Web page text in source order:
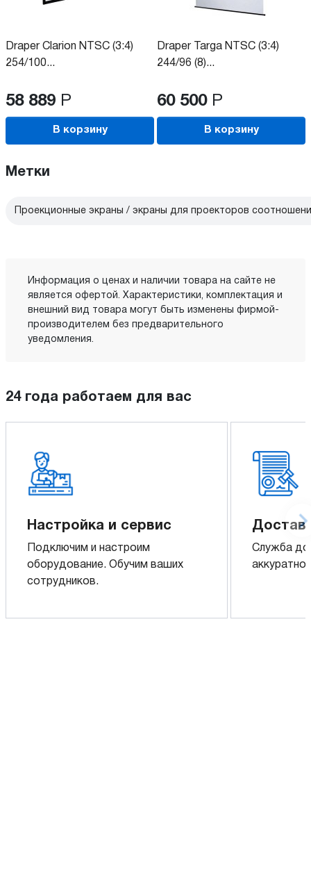
Draper Clarion NTSC (3:4)
254/100...
58 889 Р
В корзину
Draper Targa NTSC (3:4)
244/96 (8)...
60 500 Р
В корзину
Метки
Проекционные экраны / экраны для проекторов
Информация о ценах и наличии товара на сайте не
является офертой. Характеристики, комплектация и
внешний вид товара могут быть изменены фирмой-
производителем без предварительного
уведомления.
24 года работаем для вас
Настройка и сервис
Подключим и настроим
оборудование. Обучим ваших
сотрудников.
Служба
аккуратно